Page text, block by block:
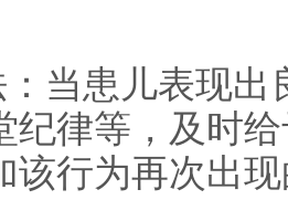
当患儿表现
纪律等，及时
该行为再次出